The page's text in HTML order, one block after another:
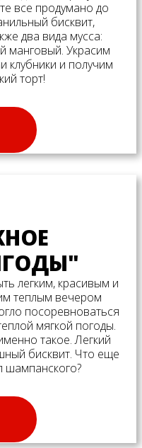
все продумано до
бисквит,
два вида мусса:
манговый. Украсим
клубники и получим
торт!
легким, красивым и
теплым вечером
посоревноваться
мягкой погоды.
такое. Легкий
бисквит. Что еще
шампанского?